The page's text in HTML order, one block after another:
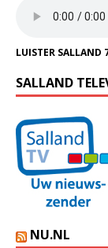
LUISTER SALLAND
SALLAND
NU.NL